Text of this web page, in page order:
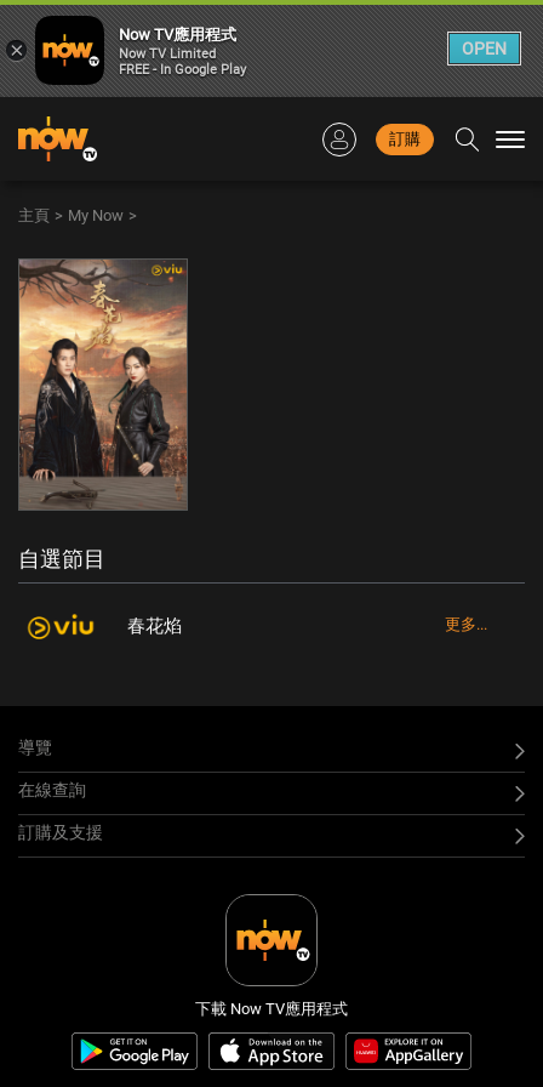
訂購
主頁 > My Now >
自選節目
春花焰 更多...
導覽
在線查詢
訂購及支援
下載 Now TV應用程式
×
Now TV應用程式
Now TV Limited
FREE - In Google Play
OPEN